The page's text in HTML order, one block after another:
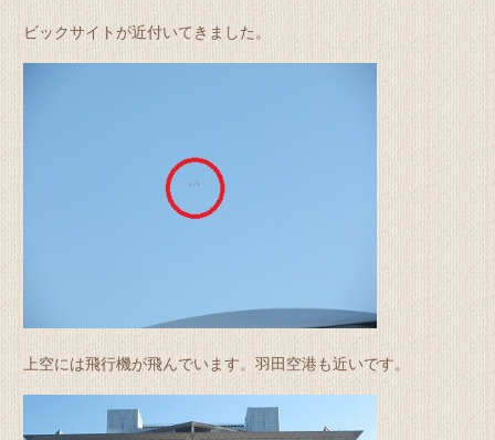
ビックサイトが近付いてきました。
上空には飛行機が飛んでいます。羽田空港も近いです。